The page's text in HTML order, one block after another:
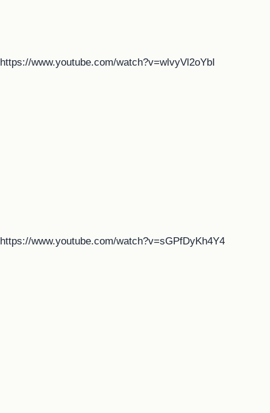
https://www.youtube.com/watch?v=wlvyVl2oYbI
https://www.youtube.com/watch?v=sGPfDyKh4Y4